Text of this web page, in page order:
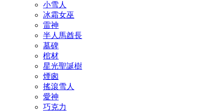
小雪人
冰霜女巫
雷神
半人馬酋長
墓碑
棺材
星光聖誕樹
煙囪
搖滾雪人
愛神
巧克力